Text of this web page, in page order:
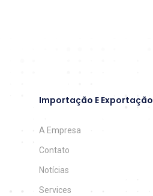
Importação E Exportação
A Empresa
Contato
Notícias
Services